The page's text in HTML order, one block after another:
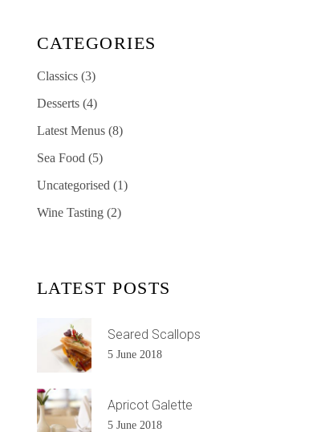
CATEGORIES
Classics(3)
Desserts(4)
Latest Menus(8)
Sea Food (5)
Uncategorised (1)
Wine Tasting(2)
LATEST POSTS
Seared Scallops
5 June 2018
Apricot Galette
5 June 2018